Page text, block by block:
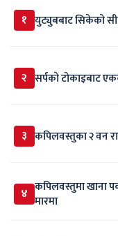
१ युट्युबबाट सिकेको
२ सर्पकाे टाेकाइबाट
३ कपिलवस्तुका २ वन
४ कपिलवस्तुमा खाना
मारमा